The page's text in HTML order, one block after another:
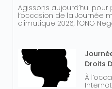
Agissons aujourd’hui
l’occasion de la Journée
climatique 2026, l’ONG
Droits
À